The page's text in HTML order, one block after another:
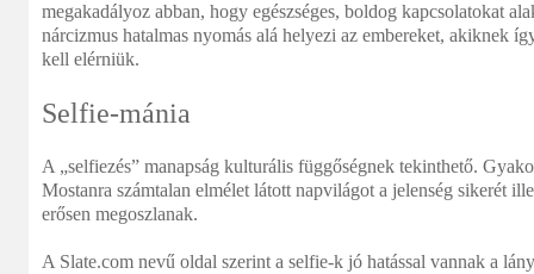
megakadályoz abban, hogy egészséges, boldog kapcsolatokat
nárcizmus hatalmas nyomás alá helyezi az embereket, akiknek
kell elérniük.
Selfie-mánia
A „selfiezés” manapság kulturális függőségnek tekinthető.
Mostanra számtalan elmélet látott napvilágot a jelenség sikerét
erősen megoszlanak.
A Slate.com nevű oldal szerint a selfie-k jó hatással vannak a